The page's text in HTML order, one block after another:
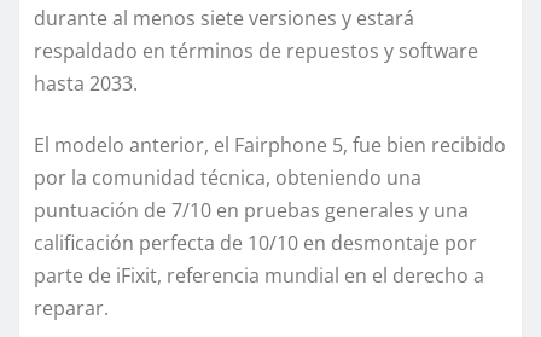
durante al menos siete versiones y estará
respaldado en términos de repuestos y software
hasta 2033.
El modelo anterior, el Fairphone 5, fue bien recibido
por la comunidad técnica, obteniendo una
puntuación de 7/10 en pruebas generales y una
calificación perfecta de 10/10 en desmontaje por
parte de iFixit, referencia mundial en el derecho a
reparar.